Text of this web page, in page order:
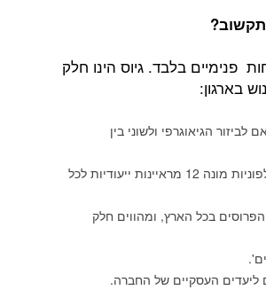
פנימיים בלבד. גיוס הינו חלק
בארגון:
הגיאוגרפי ולשוני בין
צוות המראיינות הטלפוניות מונה 12 מראיינות ייעודיות לכל
גיוס הפרוסים בכל הארץ, ומהווים חלק
ליעדים העסקיים של החברה.